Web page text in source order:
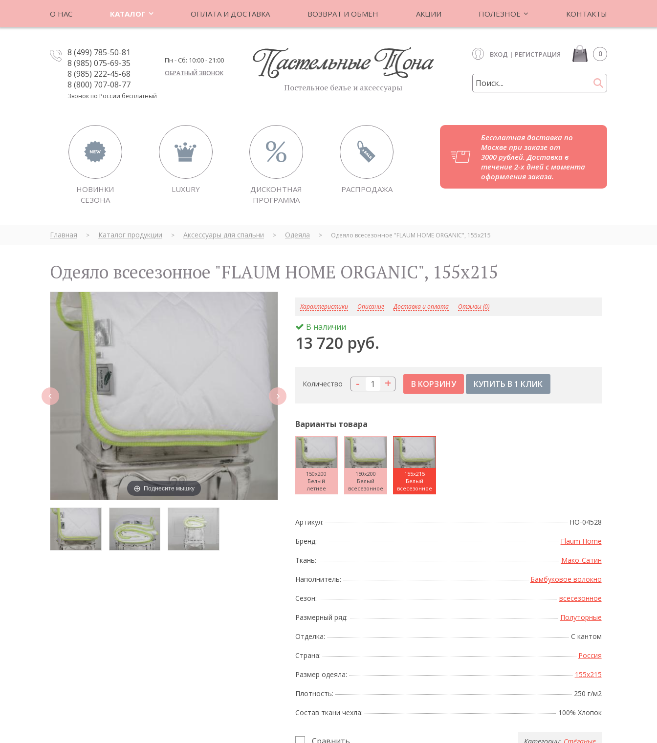
О НАС КАТАЛОГ ОПЛАТА И ДОСТАВКА ВОЗВРАТ И ОБМЕН АКЦИИ ПОЛЕЗНОЕ КОНТАКТЫ
8 (499) 785-50-81
8 (985) 075-69-35
8 (985) 222-45-68
8 (800) 707-08-77
Звонок по России бесплатный
Пн - Сб: 10:00 - 21:00
ОБРАТНЫЙ ЗВОНОК
ВХОД | РЕГИСТРАЦИЯ 0
Постельное белье и аксессуары
НОВИНКИ
СЕЗОНА
LUXURY
ДИСКОНТНАЯ
ПРОГРАММА
РАСПРОДАЖА
Бесплатная доставка по
Москве при заказе от
3000 рублей. Доставка в
течение 2-х дней с момента
оформления заказа.
Главная > Каталог продукции > Аксессуары для спальни > Одеяла > Одеяло всесезонное "FLAUM HOME ORGANIC", 155х215
Одеяло всесезонное "FLAUM HOME ORGANIC", 155х215
Поднесите мышку Поднесите мышку
Характеристики Описание Доставка и оплата Отзывы (0)
В наличии
13 720 руб.
Количество +
- КУПИТЬ В 1 КЛИК
Варианты товара
150x200
Белый
летнее
150x200
Белый
всесезонное
155x215
Белый
всесезонное
Артикул: HO-04528
Бренд: Flaum Home
Ткань: Мако-Сатин
Наполнитель: Бамбуковое волокно
Сезон: всесезонное
Размерный ряд: Полуторные
Отделка: С кантом
Страна: Россия
Размер одеяла: 155x215
Плотность: 250 г/м2
Состав ткани чехла: 100% Хлопок